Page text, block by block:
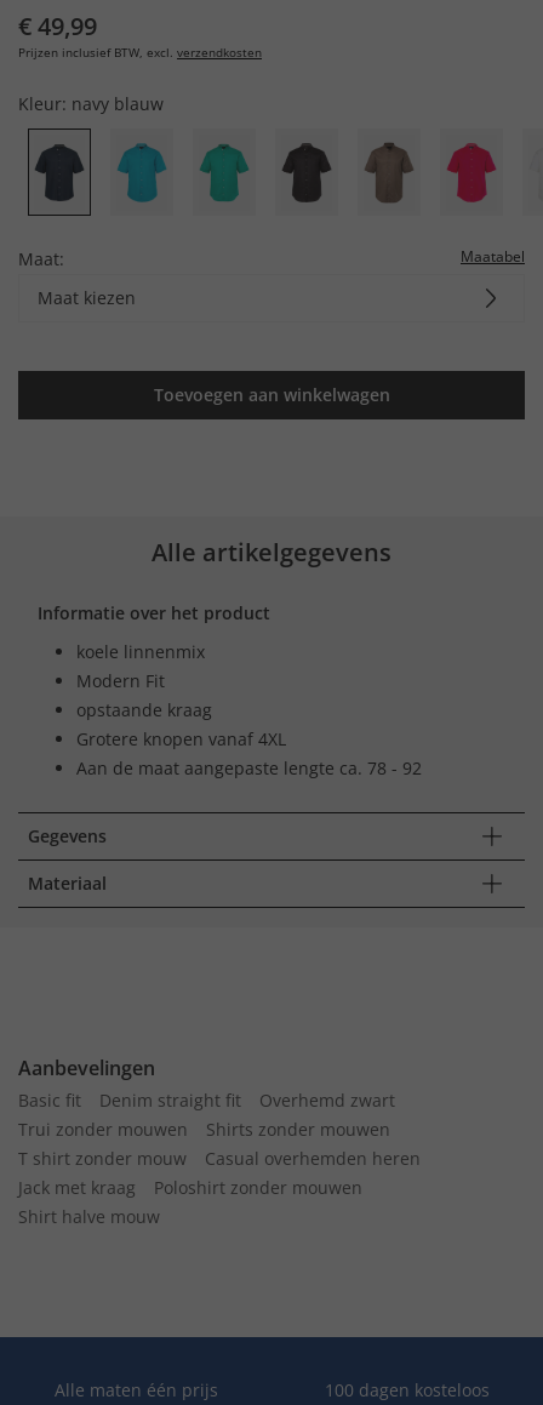
€ 49,99
Prijzen inclusief BTW, excl. verzendkosten
Kleur: navy blauw
Maat: Maatabel
Maat kiezen
Toevoegen aan winkelwagen
Alle artikelgegevens
Informatie over het product
koele linnenmix
Modern Fit
opstaande kraag
Grotere knopen vanaf 4XL
Aan de maat aangepaste lengte ca. 78 - 92
Gegevens
Materiaal
Aanbevelingen
Basic fit Denim straight fit
Overhemd zwart
Trui zonder mouwen
Shirts zonder mouwen
T shirt zonder mouw
Casual overhemden heren
Jack met kraag
Poloshirt zonder mouwen
Shirt halve mouw
Alle maten één prijs
100 dagen kosteloos